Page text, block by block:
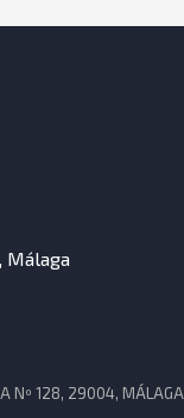
Málaga
Nº 128, 29004, MÁLAGA